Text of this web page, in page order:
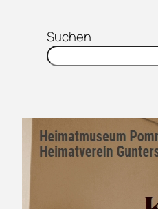
Suchen